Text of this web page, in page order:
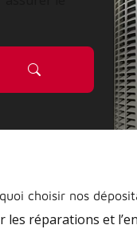
choisir nos
réparations et